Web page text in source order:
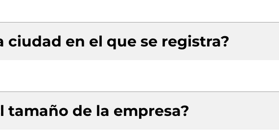
ciudad en el que se registra?
tamaño de la empresa?